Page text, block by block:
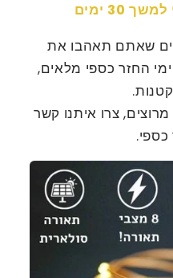
ימים
שאתם תאהבו את
המנורות, אנחנו מציעים 30 ימי החזר כספי מלאים,
צרו איתנו קשר
כספי.